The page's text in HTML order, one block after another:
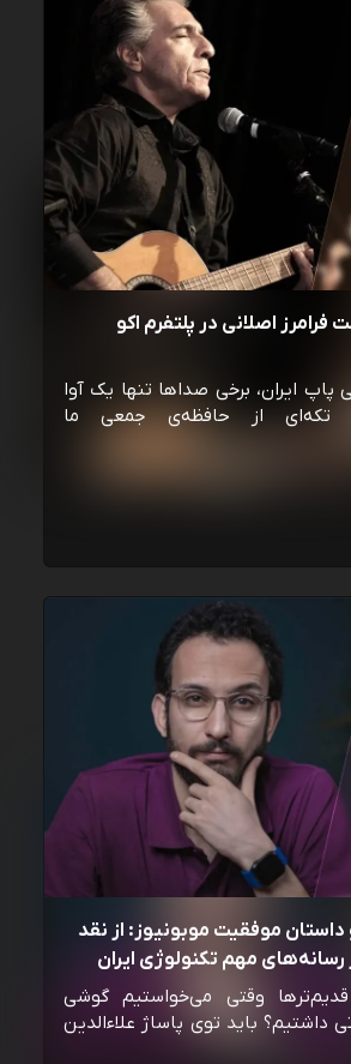
فرامرز اصلانی در پلتفرم اکو
پاپ ایران، برخی صداها تنها یک آوا
تکه‌ای از حافظه‌ی جمعی ما
موفقیت موبونیوز: از نقد
رسانه‌‌های مهم تکنولوژی ایران
وقتی می‌خواستیم گوشی
داشتیم؟ باید توی پاساژ علاءالدین